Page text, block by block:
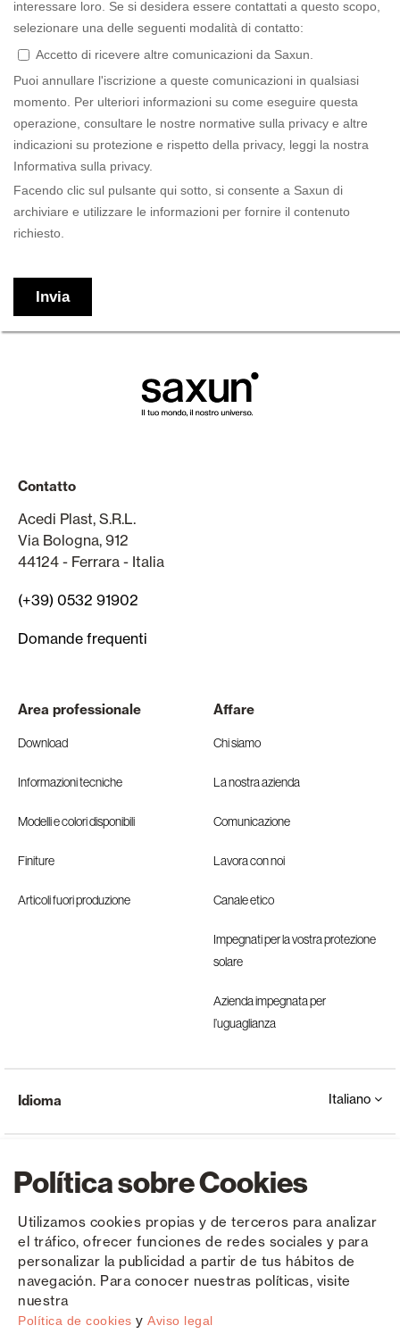
Política sobre Cookies
Utilizamos cookies propias y de terceros para analizar
el tráfico, ofrecer funciones de redes sociales y para
personalizar la publicidad a partir de tus hábitos de
navegación. Para conocer nuestras políticas, visite
nuestra
Política de cookies y Aviso legal
Contatto
Acedi Plast, S.R.L.
Via Bologna, 912
44124 - Ferrara - Italia
(+39) 0532 91902
Domande frequenti
Area professionale
Download
Informazioni tecniche
Modelli e colori disponibili
Finiture
Articoli fuori produzione
Affare
Chi siamo
La nostra azienda
Comunicazione
Lavora con noi
Canale etico
Impegnati per la vostra protezione
solare
Azienda impegnata per
l’uguaglianza
Copyright © Saxun 2023 - 2026 politica sulla riservatezza Avviso legale Cookies
Idioma Italiano